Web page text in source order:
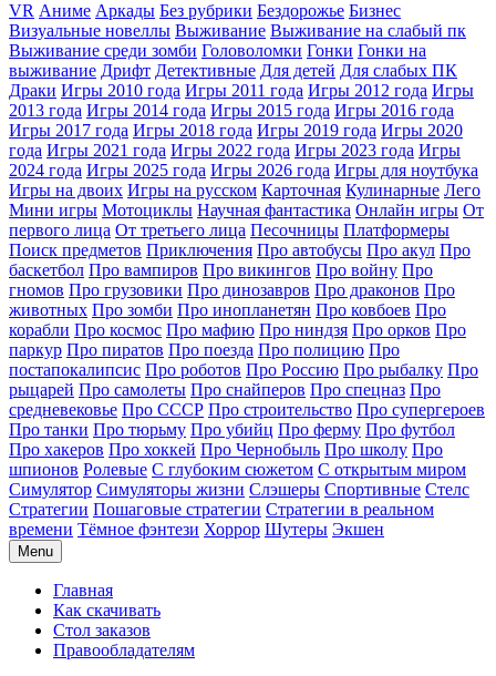
VR Аниме Аркады Без рубрики Бездорожье Бизнес
Визуальные новеллы Выживание Выживание на слабый пк
Выживание среди зомби Головоломки Гонки Гонки на
выживание Дрифт Детективные Для детей Для слабых ПК
Драки Игры 2010 года Игры 2011 года Игры 2012 года Игры
2013 года Игры 2014 года Игры 2015 года Игры 2016 года
Игры 2017 года Игры 2018 года Игры 2019 года Игры 2020
года Игры 2021 года Игры 2022 года Игры 2023 года Игры
2024 года Игры 2025 года Игры 2026 года Игры для ноутбука
Игры на двоих Игры на русском Карточная Кулинарные Лего
Мини игры Мотоциклы Научная фантастика Онлайн игры От
первого лица От третьего лица Песочницы Платформеры
Поиск предметов Приключения Про автобусы Про акул Про
баскетбол Про вампиров Про викингов Про войну Про
гномов Про грузовики Про динозавров Про драконов Про
животных Про зомби Про инопланетян Про ковбоев Про
корабли Про космос Про мафию Про ниндзя Про орков Про
паркур Про пиратов Про поезда Про полицию Про
постапокалипсис Про роботов Про Россию Про рыбалку Про
рыцарей Про самолеты Про снайперов Про спецназ Про
средневековье Про СССР Про строительство Про супергероев
Про танки Про тюрьму Про убийц Про ферму Про футбол
Про хакеров Про хоккей Про Чернобыль Про школу Про
шпионов Ролевые С глубоким сюжетом С открытым миром
Симулятор Симуляторы жизни Слэшеры Спортивные Стелс
Стратегии Пошаговые стратегии Стратегии в реальном
времени Тёмное фэнтези Хоррор Шутеры Экшен
Menu
Главная
Как скачивать
Стол заказов
Правообладателям